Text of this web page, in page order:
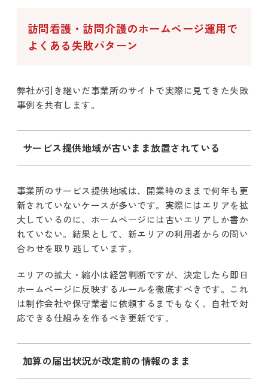
訪問看護・訪問介護のホームページ運用で
よくある失敗パターン
弊社が引き継いだ事業所のサイトで実際に見てきた失敗
事例を共有します。
サービス提供地域が古いまま放置されている
事業所のサービス提供地域は、開業時のままで何年も更
新されていないケースが多いです。実際にはエリアを拡
大しているのに、ホームページには古いエリアしか書か
れていない。結果として、新エリアの利用者からの問い
合わせを取り逃しています。
エリアの拡大・縮小は経営判断ですが、決定したら即日
ホームページに反映するルールを徹底すべきです。これ
は制作会社や保守業者に依頼するまでもなく、自社で対
応できる仕組みを作るべき更新です。
加算の届出状況が改定前の情報のまま